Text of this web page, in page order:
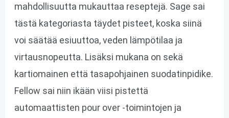
mahdollisuutta mukauttaa reseptejä. Sage sai
tästä kategoriasta täydet pisteet, koska siinä
voi säätää esiuuttoa, veden lämpötilaa ja
virtausnopeutta. Lisäksi mukana on sekä
kartiomainen että tasapohjainen suodatinpidike.
Fellow sai niin ikään viisi pistettä
automaattisten pour over -toimintojen ja